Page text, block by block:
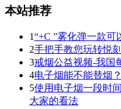
本站推荐
1“+C ”雾化弹一款
2手把手教您玩转悦
3戒烟公益视频-我国
4电子烟能不能替烟
5使用电子烟一段时
大家的看法